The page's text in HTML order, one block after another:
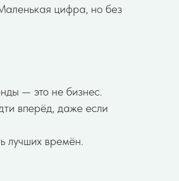
цифра, но без
— это не бизнес.
вперёд, даже если
лучших времён.